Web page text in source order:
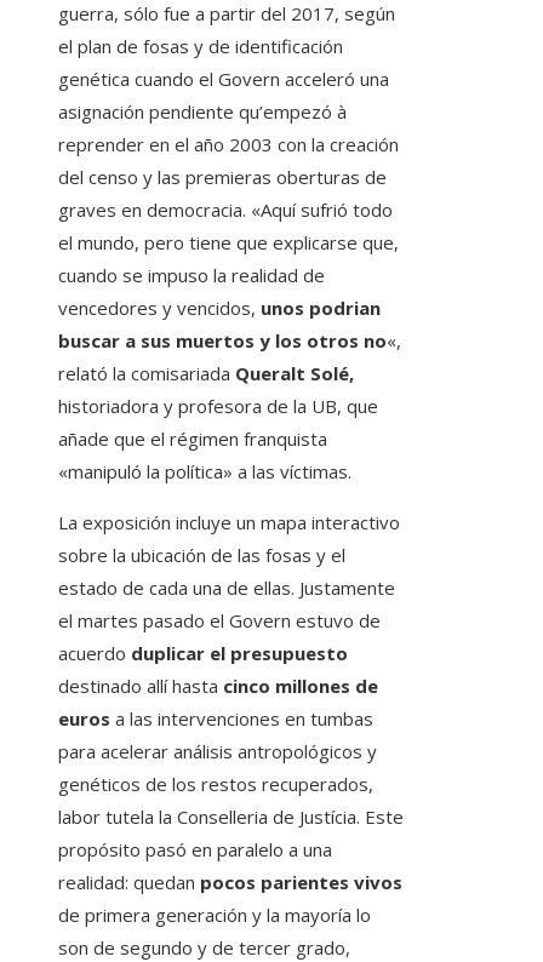
guerra, sólo fue a partir del 2017, según
el plan de fosas y de identificación
genética cuando el Govern acceleró una
asignación pendiente qu’empezó à
reprender en el año 2003 con la creación
del censo y las premieras oberturas de
graves en democracia. «Aquí sufrió todo
el mundo, pero tiene que explicarse que,
cuando se impuso la realidad de
vencedores y vencidos, unos podrian
buscar a sus muertos y los otros no«,
relató la comisariada Queralt Solé,
historiadora y profesora de la UB, que
añade que el régimen franquista
«manipuló la política» a las víctimas.
La exposición incluye un mapa interactivo
sobre la ubicación de las fosas y el
estado de cada una de ellas. Justamente
el martes pasado el Govern estuvo de
acuerdo duplicar el presupuesto
destinado allí hasta cinco millones de
euros a las intervenciones en tumbas
para acelerar análisis antropológicos y
genéticos de los restos recuperados,
labor tutela la Conselleria de Justícia. Este
propósito pasó en paralelo a una
realidad: quedan pocos parientes vivos
de primera generación y la mayoría lo
son de segundo y de tercer grado,